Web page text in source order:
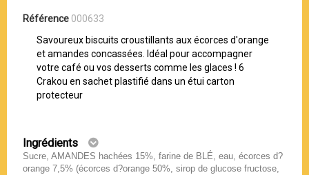
Référence 000633
Savoureux biscuits croustillants aux écorces d'orange
et amandes concassées. Idéal pour accompagner
votre café ou vos desserts comme les glaces ! 6
Crakou en sachet plastifié dans un étui carton
protecteur
Ingrédients
Sucre, AMANDES hachées 15%, farine de BLÉ, eau, écorces d?
orange 7,5% (écorces d?orange 50%, sirop de glucose fructose,